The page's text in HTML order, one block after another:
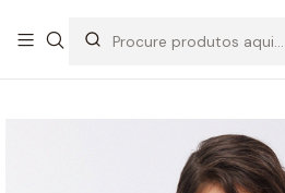
OFERTA DE PORTES DE ENVIO em
80€ de artigos sem promoção